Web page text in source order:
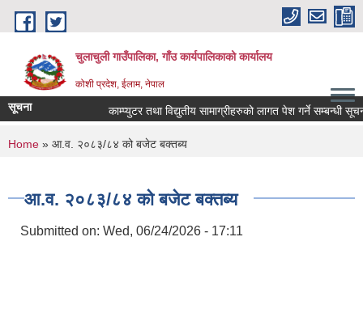
Skip to main content
चुलाचुली गाउँपालिका, गाँउ कार्यपालिकाको कार्यालय
कोशी प्रदेश, ईलाम, नेपाल
सूचना काम्प्युटर तथा विद्युतीय सामाग्रीहरुको लागत पेश गर्ने सम्बन्धी सूचना।
You are here
Home » आ.व. २०८३/८४ को बजेट बक्तब्य
आ.व. २०८३/८४ को बजेट बक्तब्य
Submitted on: Wed, 06/24/2026 - 17:11